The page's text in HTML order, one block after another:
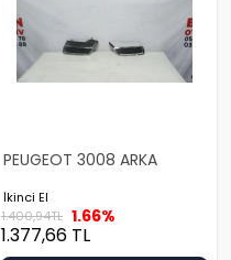
PEUGEOT 3008 ARKA
İkinci El
1.400,94TL 1.66%
1.377,66 TL